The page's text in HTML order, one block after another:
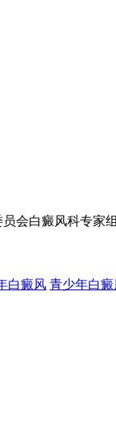
会白癜风科专
白癜风 青少年白癜